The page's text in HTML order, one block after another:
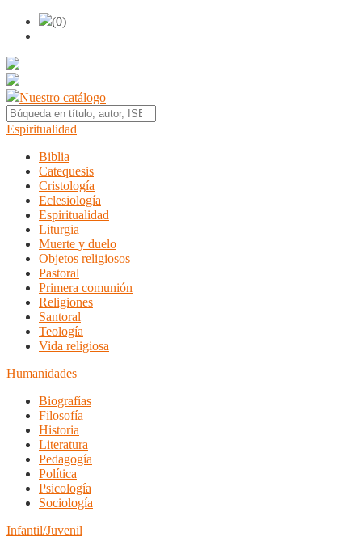
(0)
Nuestro catálogo
Espiritualidad
Biblia
Catequesis
Cristología
Eclesiología
Espiritualidad
Liturgia
Muerte y duelo
Objetos religiosos
Pastoral
Primera comunión
Religiones
Santoral
Teología
Vida religiosa
Humanidades
Biografías
Filosofía
Historia
Literatura
Pedagogía
Política
Psicología
Sociología
Infantil/Juvenil